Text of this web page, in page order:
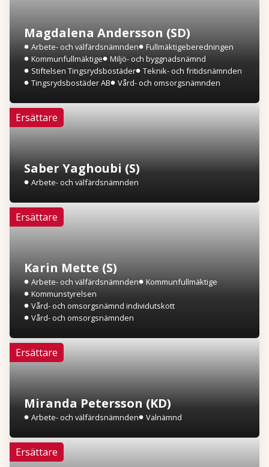
Arbete- och välfärdsnämnden
Fullmäktigeberedningen
Kommunfullmäktige
Miljö- och byggnadsnämnd
Stiftelsen Tingsrydsbostäder
Teknik- och fritidsnämnden
Tingsrydsbostäder AB
Vård- och omsorgsnämnden
Magdalena Andersson (SD)
Arbete- och välfärdsnämnden
Saber Yaghoubi (S)
Ersättare
Arbete- och välfärdsnämnden
Kommunfullmäktige
Kommunstyrelsen
Vård- och omsorgsnämnd individutskott
Vård- och omsorgsnämnden
Karin Mette (S)
Ersättare
Arbete- och välfärdsnämnden Valnämnd
Miranda Petersson (KD)
Ersättare
Ersättare